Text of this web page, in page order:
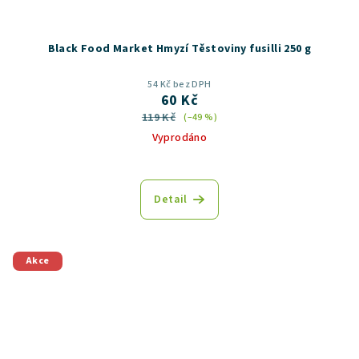
Black Food Market Hmyzí Těstoviny fusilli 250 g
54 Kč bez DPH
60 Kč
119 Kč (–49 %)
Vyprodáno
Detail
Akce